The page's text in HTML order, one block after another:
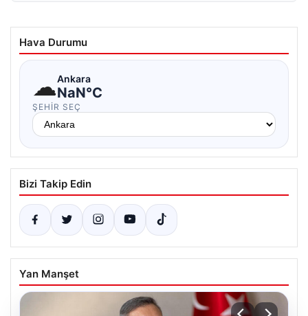
Hava Durumu
☁Ankara
NaN°C
ŞEHIR SEÇ
Bizi Takip Edin
Yan Manşet